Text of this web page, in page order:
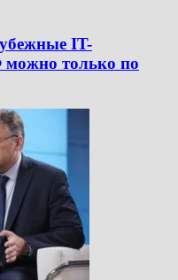
IT-
только по